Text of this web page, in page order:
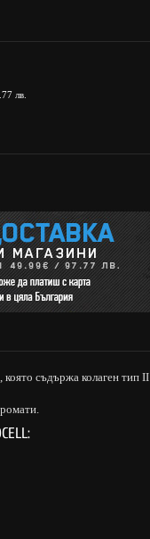
лв.
която съдържа колаген тип II